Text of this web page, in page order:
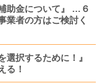
助金について』 …６
業者の方はご検討く
選択するために！』
る！